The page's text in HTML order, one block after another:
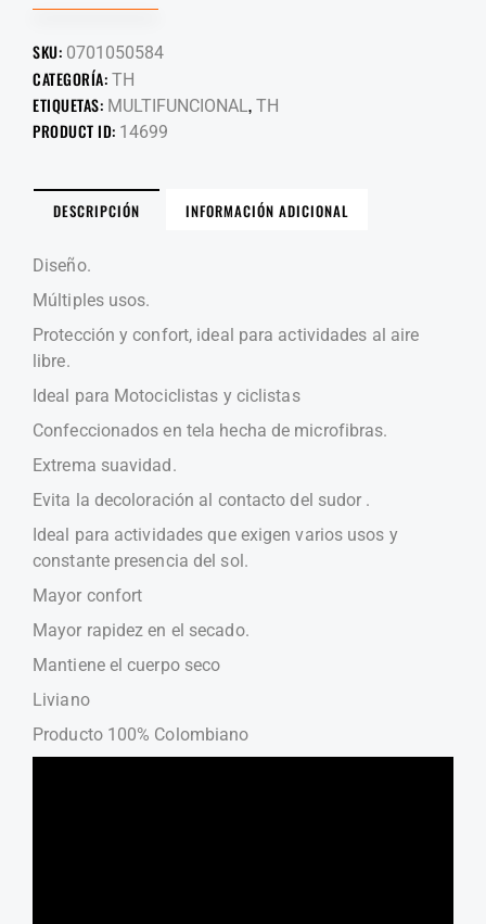
SKU: 0701050584
CATEGORÍA: TH
ETIQUETAS: MULTIFUNCIONAL, TH
PRODUCT ID: 14699
DESCRIPCIÓN INFORMACIÓN ADICIONAL
Diseño.
Múltiples usos.
Protección y confort, ideal para actividades al aire
libre.
Ideal para Motociclistas y ciclistas
Confeccionados en tela hecha de microfibras.
Extrema suavidad.
Evita la decoloración al contacto del sudor .
Ideal para actividades que exigen varios usos y
constante presencia del sol.
Mayor confort
Mayor rapidez en el secado.
Mantiene el cuerpo seco
Liviano
Producto 100% Colombiano